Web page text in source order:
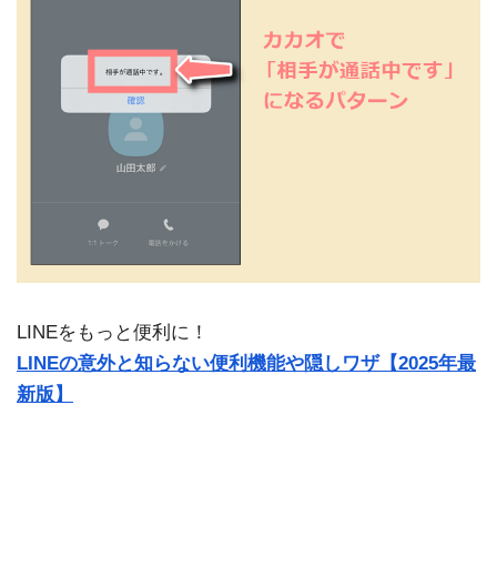
LINEをもっと便利に！
LINEの意外と知らない便利機能や隠しワザ【2025年最
新版】